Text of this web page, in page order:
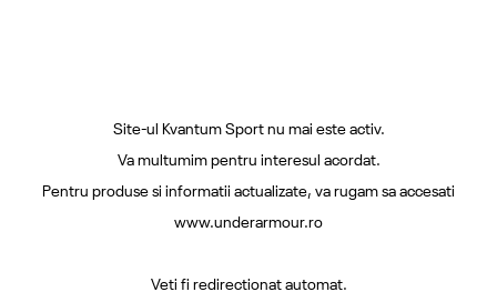
Site-ul Kvantum Sport nu mai este activ.
Va multumim pentru interesul acordat.
Pentru produse si informatii actualizate, va rugam sa accesati
www.underarmour.ro
Veti fi redirectionat automat.